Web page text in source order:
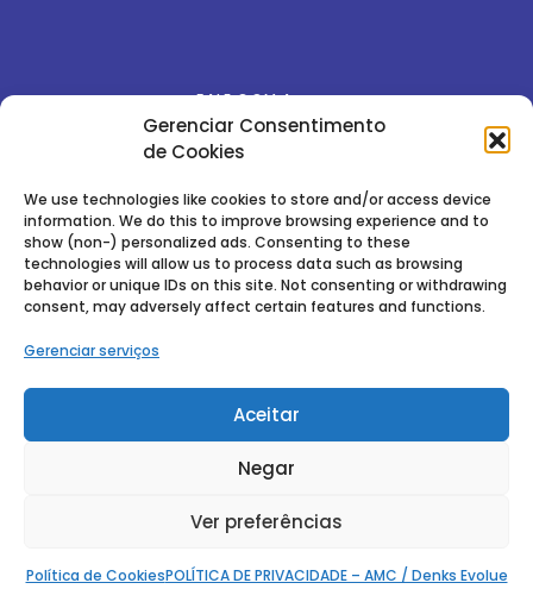
Gerenciar Consentimento
de Cookies
We use technologies like cookies to store and/or access device
information. We do this to improve browsing experience and to
show (non-) personalized ads. Consenting to these
technologies will allow us to process data such as browsing
behavior or unique IDs on this site. Not consenting or withdrawing
consent, may adversely affect certain features and functions.
Gerenciar serviços
Aceitar
Negar
Ver preferências
Política de CookiesPOLÍTICA DE PRIVACIDADE – AMC / Denks Evolue
FALE COM A
GENTE
Baixe nosso E-book